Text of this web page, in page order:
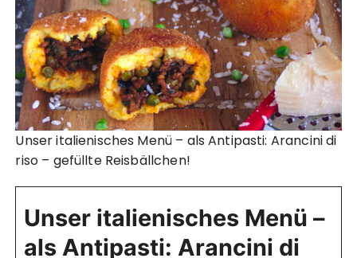
Unser italienisches Menü – als Antipasti: Arancini di
riso – gefüllte Reisbällchen!
Unser italienisches Menü –
als Antipasti: Arancini di